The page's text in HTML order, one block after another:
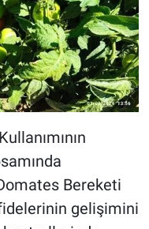
Bereketi
gelişimini